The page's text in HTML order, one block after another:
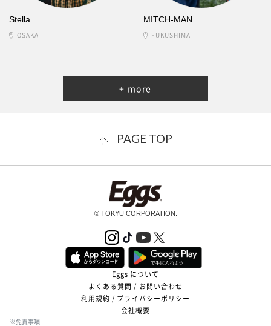
Stella
OSAKA
MITCH-MAN
FUKUSHIMA
+ more
PAGE TOP
© TOKYU CORPORATION.
Eggs について
よくある質問 / お問い合わせ
利用規約 / プライバシーポリシー
会社概要
※免責事項